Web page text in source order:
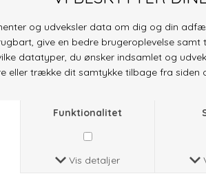
KAPPO-PU
LIME MEL